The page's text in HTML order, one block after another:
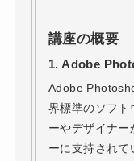
講座の概要
1. Adobe
Adobe
界標準のソフト
ーやデザイナ
ーに支持されて